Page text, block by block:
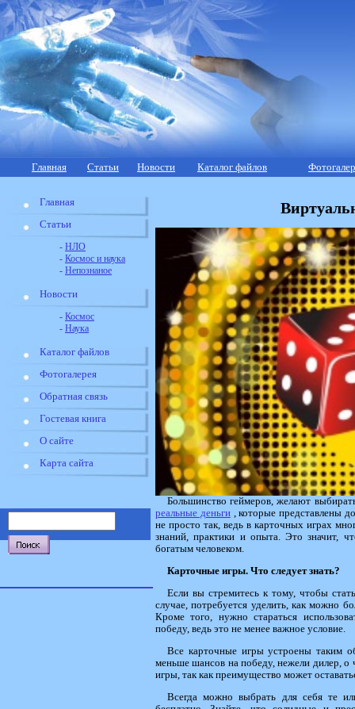
Главная Статьи Новости Каталог файлов
Главная
Статьи
- НЛО
- Космос и наука
- Непознаное
Новости
- Космос
- Наука
Каталог файлов
Фотогалерея
Обратная связь
Гостевая книга
О сайте
Карта сайта
Большинство геймеров, желают
реальные деньги, которые представлены
не просто так, ведь в карточных играх
знаний, практики и опыта. Это значит,
богатым человеком.
Карточные игры. Что следует знать?
Если вы стремитесь к тому, чтобы
случае, потребуется уделить, как можно
Кроме того, нужно стараться
победу, ведь это не менее важное условие.
Все карточные игры устроены таким
меньше шансов на победу, нежели дилер, о
игры, так как преимущество может
Всегда можно выбрать для себя те